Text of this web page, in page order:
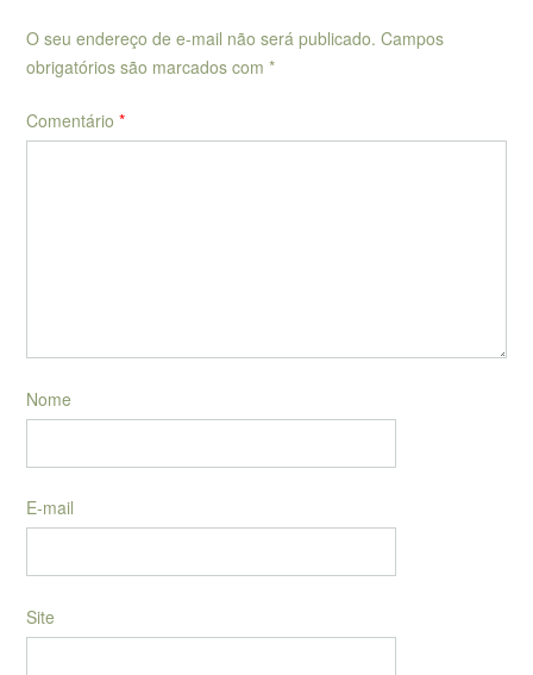
O seu endereço de e-mail não será publicado. Campos
obrigatórios são marcados com *
Comentário *
Nome
E-mail
Site